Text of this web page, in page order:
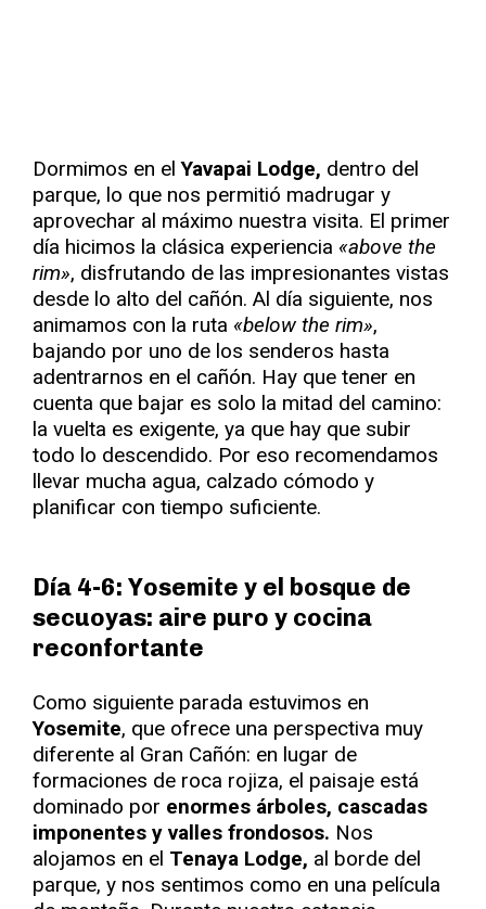
Dormimos en elYavapai Lodge, dentro del
parque, lo que nos permitió madrugar y
aprovechar al máximo nuestra visita. El primer
día hicimos la clásica experiencia «above the
rim», disfrutando de las impresionantes vistas
desde lo alto del cañón. Al día siguiente, nos
animamos con la ruta «below the rim»,
bajando por uno de los senderos hasta
adentrarnos en el cañón. Hay que tener en
cuenta que bajar es solo la mitad del camino:
la vuelta es exigente, ya que hay que subir
todo lo descendido. Por eso recomendamos
llevar mucha agua, calzado cómodo y
planificar con tiempo suficiente.
Día 4-6: Yosemite y el bosque de
secuoyas: aire puro y cocina
reconfortante
Como siguiente parada estuvimos en
Yosemite, que ofrece una perspectiva muy
diferente al Gran Cañón: en lugar de
formaciones de roca rojiza, el paisaje está
dominado por enormes árboles, cascadas
imponentes y valles frondosos. Nos
alojamos en el Tenaya Lodge, al borde del
parque, y nos sentimos como en una película